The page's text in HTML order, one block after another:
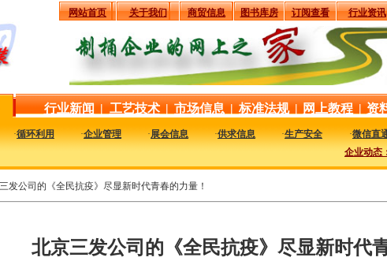
网站首页 关于我们 商贸信息 图书库房 订阅查看 行业资讯
行业新闻 | 工艺技术 | 市场信息 | 标准法规 | 网上教程 | 资
·循环利用 ·企业管理 ·展会信息 ·供求信息 ·生产安全 ·微信直
企业动态：
发公司的《全民抗疫》尽显新时代青春的力量！
北京三发公司的《全民抗疫》尽显新时代